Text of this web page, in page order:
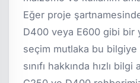
Eğer proje
D400 veya E600 gibi bir
seçim mutlaka bu bilgiye
sınıfı hakkında hızlı